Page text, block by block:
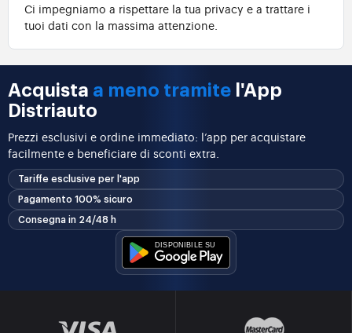
Ci impegniamo a rispettare la tua privacy e a trattare i
tuoi dati con la massima attenzione.
Acquista a meno tramite l'App
Distriauto
Prezzi esclusivi e ordine immediato: l’app per acquistare
facilmente e beneficiare di sconti extra.
Tariffe esclusive per l'app
Pagamento 100% sicuro
Consegna in 24/48 h